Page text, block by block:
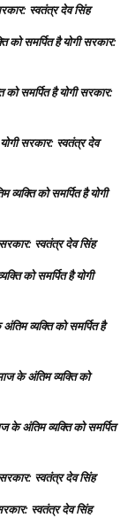
स्वतंत्र देव सिंह
को समर्पित है योगी सरकार:
समर्पित है योगी सरकार:
सरकार: स्वतंत्र देव
को समर्पित है योगी
स्वतंत्र देव सिंह
को समर्पित है योगी
व्यक्ति को समर्पित है
के अंतिम व्यक्ति को
के अंतिम व्यक्ति को समर्पित
स्वतंत्र देव सिंह
स्वतंत्र देव सिंह